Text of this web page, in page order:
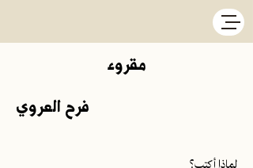
مقروء
فرح العروي